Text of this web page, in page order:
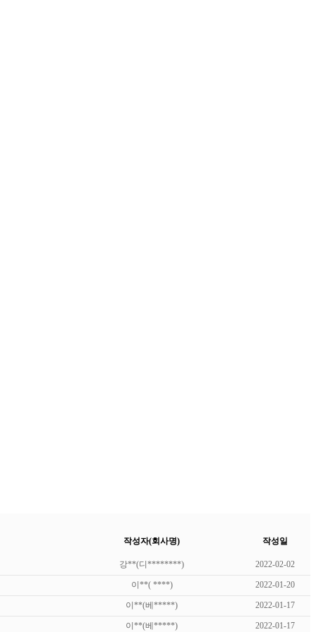
작성자(회사명) 작성일
강**(디********) 2022-02-02
이**( ****) 2022-01-20
이**(베*****) 2022-01-17
이**(베*****) 2022-01-17